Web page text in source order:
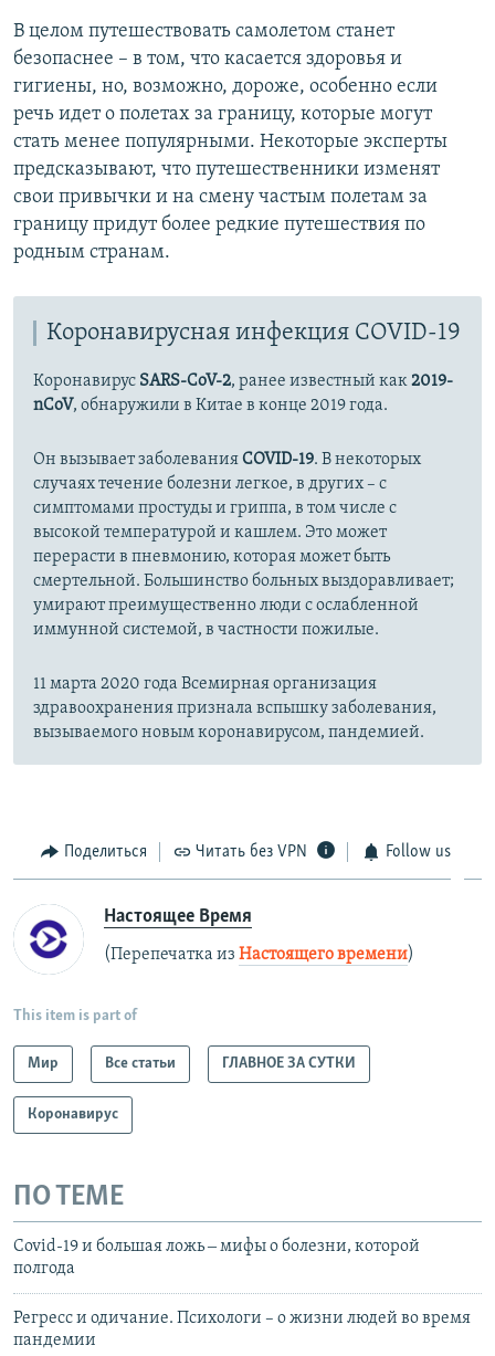
В целом путешествовать самолетом станет
безопаснее – в том, что касается здоровья и
гигиены, но, возможно, дороже, особенно если
речь идет о полетах за границу, которые могут
стать менее популярными. Некоторые эксперты
предсказывают, что путешественники изменят
свои привычки и на смену частым полетам за
границу придут более редкие путешествия по
родным странам.
Коронавирусная инфекция COVID-19
Коронавирус SARS-CoV-2, ранее известный как2019-
nCoV, обнаружили в Китае в конце 2019 года.
Он вызывает заболеванияCOVID-19. В некоторых
случаях течение болезни легкое, в других – с
симптомами простуды и гриппа, в том числе с
высокой температурой и кашлем. Это может
перерасти в пневмонию, которая может быть
смертельной. Большинство больных выздоравливает;
умирают преимущественно люди с ослабленной
иммунной системой, в частности пожилые.
11 марта 2020 года Всемирная организация
здравоохранения признала вспышку заболевания,
вызываемого новым коронавирусом, пандемией.
Поделиться Читать без VPN Follow us
Настоящее Время
(Перепечатка из Настоящего времени)
This item is part of
Мир Все статьи ГЛАВНОЕ ЗА СУТКИ
Коронавирус
ПО ТЕМЕ
Covid-19 и большая ложь ‒ мифы о болезни, которой
полгода
Регресс и одичание. Психологи – о жизни людей во время
пандемии